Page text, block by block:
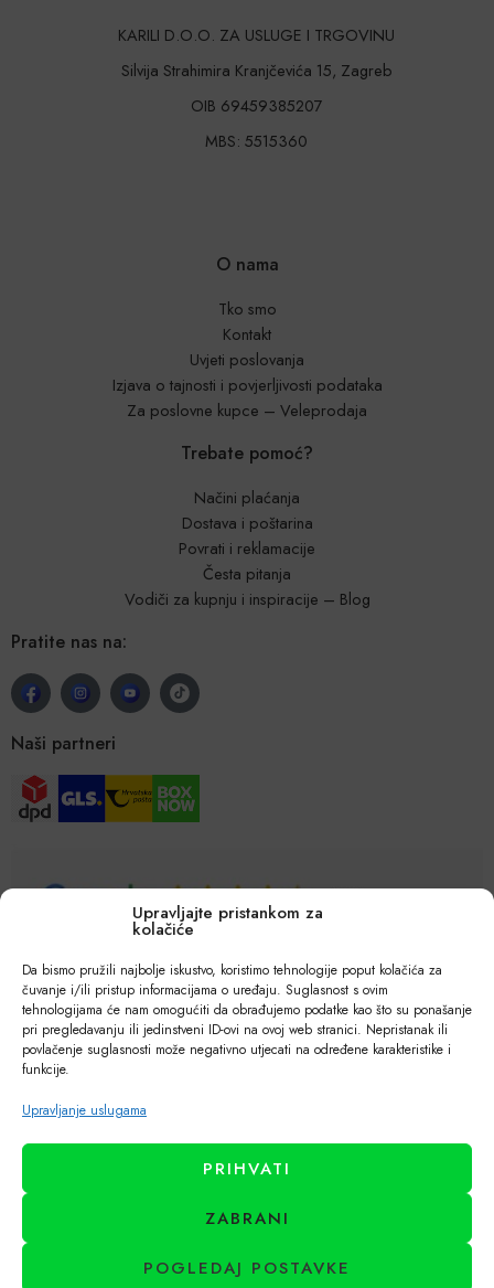
Upravljajte pristankom za
kolačiće
Da bismo pružili najbolje iskustvo, koristimo tehnologije poput kolačića za
čuvanje i/ili pristup informacijama o uređaju. Suglasnost s ovim
tehnologijama će nam omogućiti da obrađujemo podatke kao što su ponašanje
pri pregledavanju ili jedinstveni ID-ovi na ovoj web stranici. Nepristanak ili
povlačenje suglasnosti može negativno utjecati na određene karakteristike i
funkcije.
Upravljanje uslugama
PRIHVATI
ZABRANI
POGLEDAJ POSTAVKE
KARILI D.O.O. ZA USLUGE I TRGOVINU
Silvija Strahimira Kranjčevića 15, Zagreb
OIB 69459385207
MBS: 5515360
O nama
Tko smo
Kontakt
Uvjeti poslovanja
Izjava o tajnosti i povjerljivosti podataka
Za poslovne kupce – Veleprodaja
Trebate pomoć?
Načini plaćanja
Dostava i poštarina
Povrati i reklamacije
Česta pitanja
Vodiči za kupnju i inspiracije – Blog
Pratite nas na:
Naši partneri